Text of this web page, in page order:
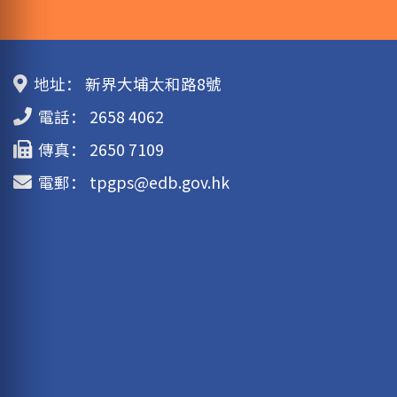
地址：
新界大埔太和路8號
電話：
2658 4062
傳真：
2650 7109
電郵：
tpgps@edb.gov.hk